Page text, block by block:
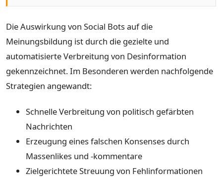
Die Auswirkung von Social Bots auf die
Meinungsbildung ist durch die gezielte und
automatisierte Verbreitung von Desinformation
gekennzeichnet. Im Besonderen werden nachfolgende
Strategien angewandt:
Schnelle Verbreitung von politisch gefärbten
Nachrichten
Erzeugung eines falschen Konsenses durch
Massenlikes und -kommentare
Zielgerichtete Streuung von Fehlinformationen